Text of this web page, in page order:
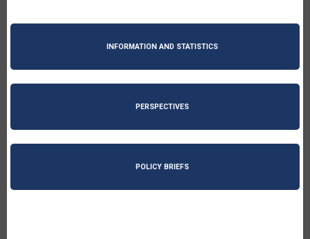
INFORMATION AND STATISTICS
PERSPECTIVES
POLICY BRIEFS